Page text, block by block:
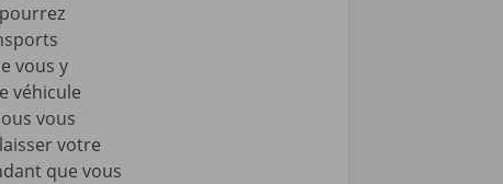
vous y
véhicule
vous
votre
que vous